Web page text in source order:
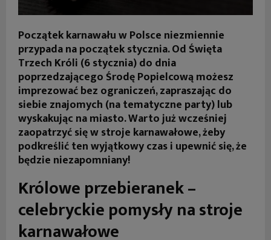
Początek karnawału w Polsce niezmiennie
przypada na początek stycznia. Od Święta
Trzech Króli (6 stycznia) do dnia
poprzedzającego Środę Popielcową możesz
imprezować bez ograniczeń, zapraszając do
siebie znajomych (na tematyczne party) lub
wyskakując na miasto. Warto już wcześniej
zaopatrzyć się w stroje karnawałowe, żeby
podkreślić ten wyjątkowy czas i upewnić się, że
będzie niezapomniany!
Królowe przebieranek –
celebryckie pomysły na stroje
karnawałowe